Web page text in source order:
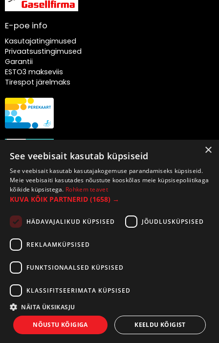
E-poe info
Kasutajatingimused
Privaatsustingimused
Garantii
ESTO3 makseviis
Tirespot järelmaks
©2026 Tirespot OÜ. Kõik õigused kaitstud.
×
See veebisait kasutab küpsiseid
See veebisait kasutab kasutajakogemuse parandamiseks küpsiseid.
Meie veebisaiti kasutades nõustute kooskõlas meie küpsisepoliitikaga
kõikide küpsistega. Rohkem teavet
KUVA KÕIK PARTNERID (1658) →
HÄDAVAJALIKUD KÜPSISED JÕUDLUSKÜPSISED
REKLAAMKÜPSISED
FUNKTSIONAALSED KÜPSISED
KLASSIFITSEERIMATA KÜPSISED
NÄITA ÜKSIKASJU
NÕUSTU KÕIGIGA KEELDU KÕIGIST